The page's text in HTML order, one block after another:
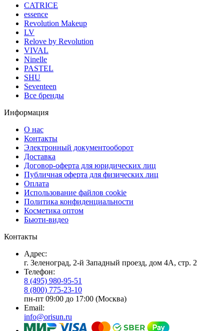
CATRICE
essence
Revolution Makeup
LV
Relove by Revolution
VIVAL
Ninelle
PASTEL
SHU
Seventeen
Все бренды
Информация
О нас
Контакты
Электронный документооборот
Доставка
Договор-оферта для юридических лиц
Публичная оферта для физических лиц
Оплата
Использование файлов cookie
Политика конфиденциальности
Косметика оптом
Бьюти-видео
Контакты
Адрес:
г. Зеленоград, 2-й Западный проезд, дом 4А, стр. 2
Телефон:
8 (495) 980-95-51
8 (800) 775-23-10
пн-пт 09:00 до 17:00 (Москва)
Email:
info@orisun.ru